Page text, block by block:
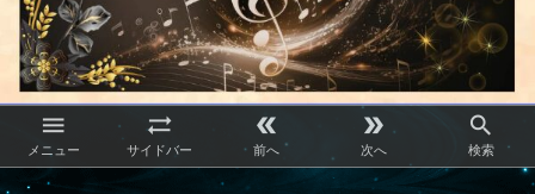

メニュー

サイドバー

前へ

次へ

検索